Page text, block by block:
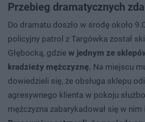
Przebieg dramatycznych
Do dramatu doszło w środę około
policyjny patrol z Targówka został
Głębocką, gdzie w jednym ze
kradzieży mężczyznę. Na miejscu
dowiedzieli się, że obsługa sklepu
agresywnego klienta w pokoju
mężczyzna zabarykadował się w nim